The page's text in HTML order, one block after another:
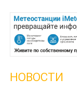
НОВОСТИ